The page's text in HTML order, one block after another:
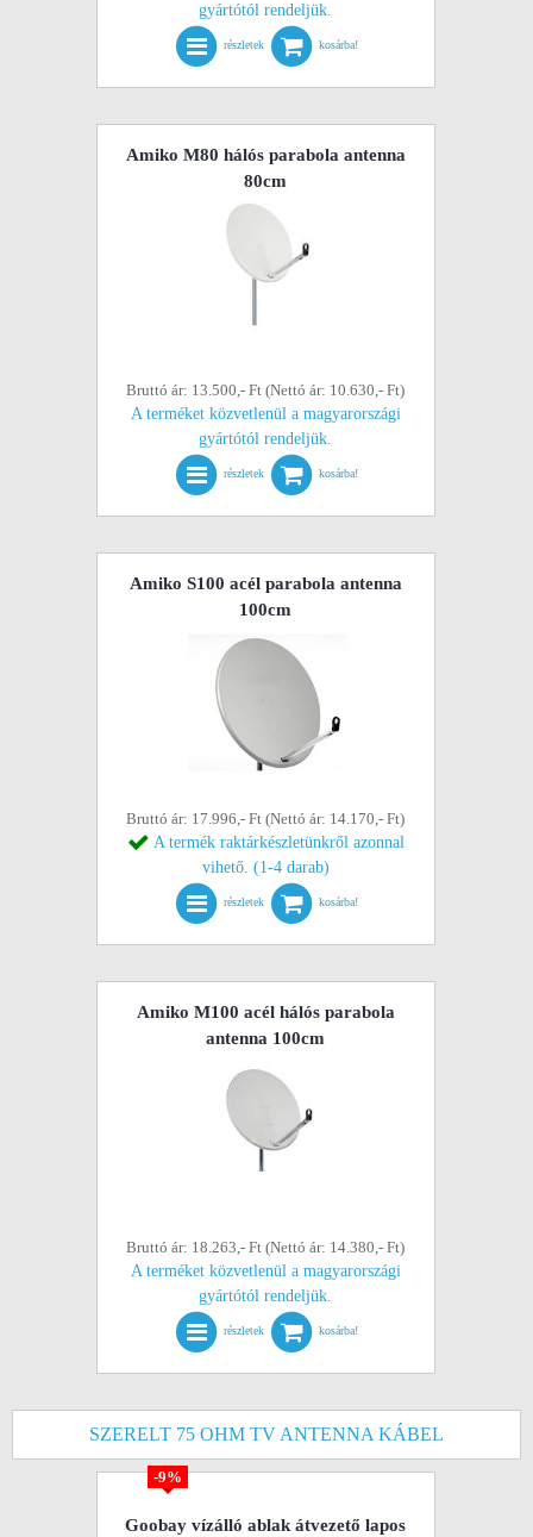
gyártótól rendeljük.
részletek kosárba!
Amiko M80 hálós parabola antenna
80cm
Bruttó ár: 13.500,- Ft (Nettó ár: 10.630,- Ft)
A terméket közvetlenül a magyarországi
gyártótól rendeljük.
részletek kosárba!
Amiko S100 acél parabola antenna
100cm
Bruttó ár: 17.996,- Ft (Nettó ár: 14.170,- Ft)
A termék raktárkészletünkről azonnal
vihető. (1-4 darab)
részletek kosárba!
Amiko M100 acél hálós parabola
antenna 100cm
Bruttó ár: 18.263,- Ft (Nettó ár: 14.380,- Ft)
A terméket közvetlenül a magyarországi
gyártótól rendeljük.
részletek kosárba!
SZERELT 75 OHM TV ANTENNA KÁBEL
-9%
Goobay vízálló ablak átvezető lapos